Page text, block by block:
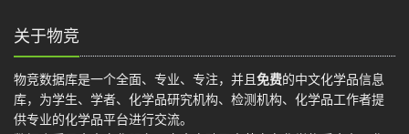
关于物竞
物竞数据库是一个全面、专业、专注，并且 免费的中文化学品信息
库，为学生、学者、化学品研究机构、检测机构、化学品工作者提
供专业的化学品平台进行交流。